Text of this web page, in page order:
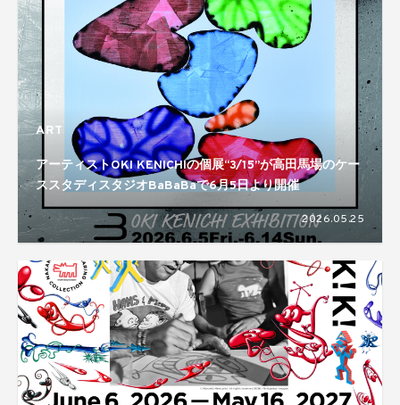
ART
アーティストOKI KENICHIの個展“3/15”が高田馬場のケー
ススタディスタジオBaBaBaで6月5日より開催
2026.05.25